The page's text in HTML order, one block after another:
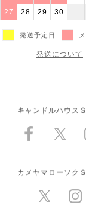
27 28 29 30
発送予定日
発送について
キャンドルハウス
カメヤマローソク